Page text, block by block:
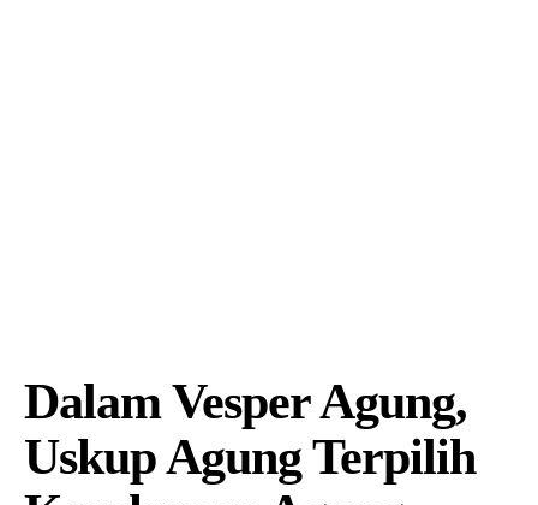
Dalam Vesper Agung,
Uskup Agung Terpilih